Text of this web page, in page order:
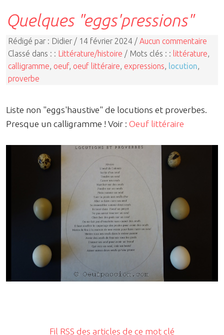
Quelques "eggs'pressions"
Rédigé par : Didier / 14 février 2024 / Aucun commentaire
Classé dans : : Littérature/histoire / Mots clés : : littérature,
calligramme, oeuf, oeuf littéraire, expressions, locution,
proverbe
Liste non "eggs'haustive" de locutions et proverbes.
Presque un calligramme ! Voir : Oeuf littéraire
Fil RSS des articles de ce mot clé